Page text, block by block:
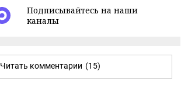
Подписывайтесь на наши
каналы
Читать комментарии (15)